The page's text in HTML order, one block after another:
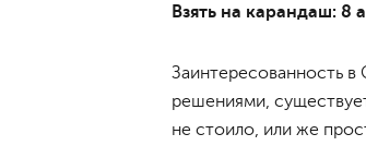
Взять на карандаш: 8
Заинтересованность в
решениями,
не стоило, или же